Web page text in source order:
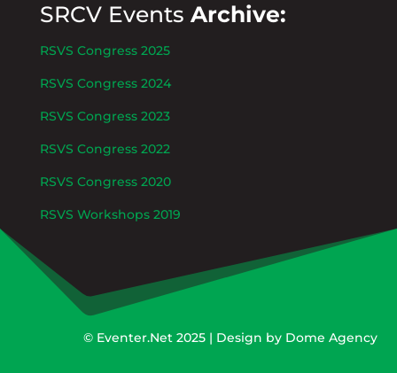
SRCV Events Archive:
RSVS Congress 2025
RSVS Congress 2024
RSVS Congress 2023
RSVS Congress 2022
RSVS Congress 2020
RSVS Workshops 2019
© Eventer.Net 2025 | Design by Dome Agency